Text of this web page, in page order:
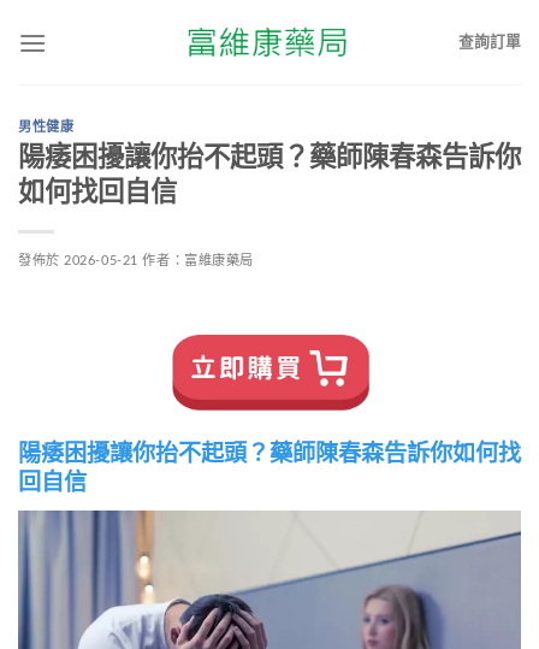
查詢訂單
男性健康
陽痿困擾讓你抬不起頭？藥師陳春森告訴你
如何找回自信
發佈於 2026-05-21 作者： 富維康藥局
陽痿困擾讓你抬不起頭？藥師陳春森告訴你如何找
回自信